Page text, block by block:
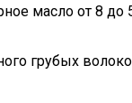
масло от 8
грубых